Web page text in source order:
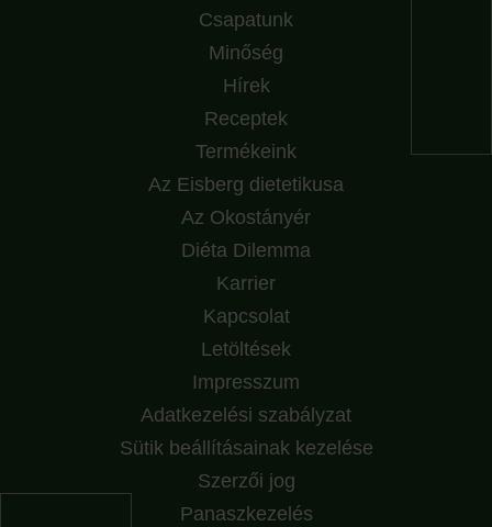
Csapatunk
Minőség
Hírek
Receptek
Termékeink
Az Eisberg dietetikusa
Az Okostányér
Diéta Dilemma
Karrier
Kapcsolat
Letöltések
Impresszum
Adatkezelési szabályzat
Sütik beállításainak kezelése
Szerzői jog
Panaszkezelés